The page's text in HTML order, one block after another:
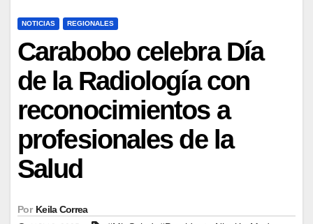
NOTICIAS REGIONALES
Carabobo celebra Día
de la Radiología con
reconocimientos a
profesionales de la
Salud
Por Keila Correa